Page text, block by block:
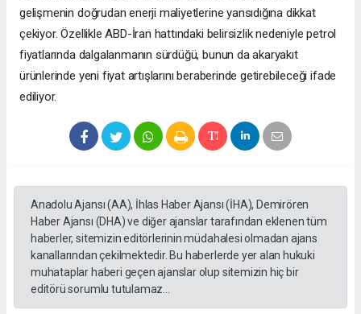
gelişmenin doğrudan enerji maliyetlerine yansıdığına dikkat
çekiyor. Özellikle ABD-İran hattındaki belirsizlik nedeniyle petrol
fiyatlarında dalgalanmanın sürdüğü, bunun da akaryakıt
ürünlerinde yeni fiyat artışlarını beraberinde getirebileceği ifade
ediliyor.
Anadolu Ajansı (AA), İhlas Haber Ajansı (İHA), Demirören
Haber Ajansı (DHA) ve diğer ajanslar tarafından eklenen tüm
haberler, sitemizin editörlerinin müdahalesi olmadan ajans
kanallarından çekilmektedir. Bu haberlerde yer alan hukuki
muhataplar haberi geçen ajanslar olup sitemizin hiç bir
editörü sorumlu tutulamaz...